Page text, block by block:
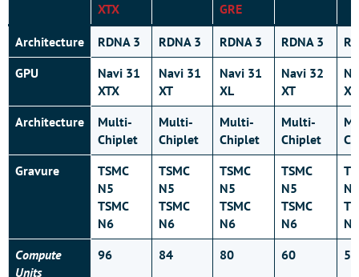
XTX
GRE
Architecture RDNA 3 RDNA 3 RDNA 3 RDNA 3
GPU
Navi 31
XTX
Navi 31
XT
Navi 31
XL
Navi 32
XT
XL
Architecture
Multi-
Chiplet
Multi-
Chiplet
Multi-
Chiplet
Multi-
Chiplet
Gravure
TSMC
N5
TSMC
N6
TSMC
N5
TSMC
N6
TSMC
N5
TSMC
N6
TSMC
N5
TSMC
N6
N5
N6
Compute
Units
96 84 80 60 54